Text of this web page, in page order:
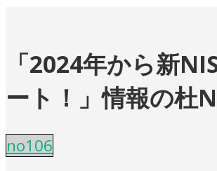
「2024年から新
ート！」情報の杜
no106